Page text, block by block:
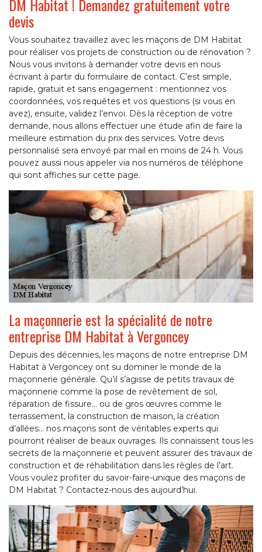
DM Habitat ! Demandez gratuitement votre
devis
Vous souhaitez travaillez avec les maçons de DM Habitat
pour réaliser vos projets de construction ou de rénovation ?
Nous vous invitons à demander votre devis en nous
écrivant à partir du formulaire de contact. C’est simple,
rapide, gratuit et sans engagement : mentionnez vos
coordonnées, vos requêtes et vos questions (si vous en
avez), ensuite, validez l’envoi. Dès la réception de votre
demande, nous allons effectuer une étude afin de faire la
meilleure estimation du prix des services. Votre devis
personnalisé sera envoyé par mail en moins de 24 h. Vous
pouvez aussi nous appeler via nos numéros de téléphone
qui sont affiches sur cette page.
La maçonnerie est la spécialité de notre
entreprise DM Habitat à Vergoncey
Depuis des décennies, les maçons de notre entreprise DM
Habitat à Vergoncey ont su dominer le monde de la
maçonnerie générale. Qu’il s’agisse de petits travaux de
maçonnerie comme la pose de revêtement de sol,
réparation de fissure… ou de gros œuvres comme le
terrassement, la construction de maison, la création
d’allées… nos maçons sont de véritables experts qui
pourront réaliser de beaux ouvrages. Ils connaissent tous les
secrets de la maçonnerie et peuvent assurer des travaux de
construction et de réhabilitation dans les règles de l’art.
Vous voulez profiter du savoir-faire-unique des maçons de
DM Habitat ? Contactez-nous des aujourd’hui.